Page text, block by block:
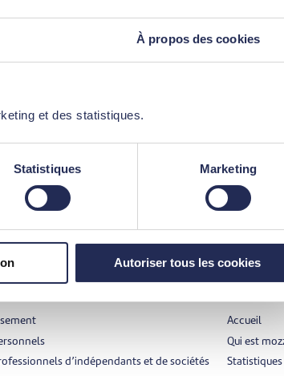
À propos des cookies
et des statistiques.
Statistiques Marketing
Autoriser tous les cookies
la réponse ?
rapidement de l'aide.
d’indépendants et de sociétés
Accueil
Qui est
Statistiques